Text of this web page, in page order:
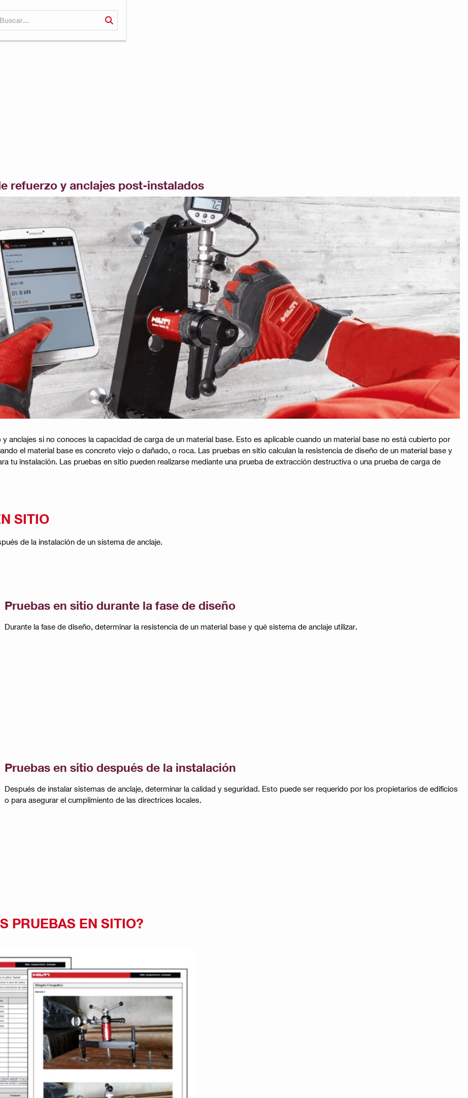
refuerzo y anclajes post-instalados
anclajes si no conoces la capacidad de carga de un material base. Esto es aplicable cuando un material base no está cubierto por
el material base es concreto viejo o dañado, o roca. Las pruebas en sitio calculan la resistencia de diseño de un material base y
tu instalación. Las pruebas en sitio pueden realizarse mediante una prueba de extracción destructiva o una prueba de carga de
SITIO
de la instalación de un sistema de anclaje.
Pruebas en sitio durante la fase de diseño
Durante la fase de diseño, determinar la resistencia de un material base y qué sistema de anclaje utilizar.​
Pruebas en sitio después de la instalación
Después de instalar sistemas de anclaje, determinar la calidad y seguridad. Esto puede ser requerido por los propietarios de edificios
o para asegurar el cumplimiento de las directrices locales.​
PRUEBAS EN SITIO?